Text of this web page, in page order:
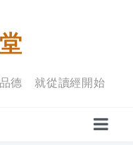
德 就從讀經開始